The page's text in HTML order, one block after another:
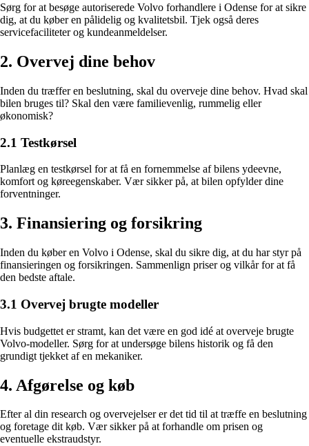
Sørg for at besøge autoriserede Volvo forhandlere i Odense for at sikre
dig, at du køber en pålidelig og kvalitetsbil. Tjek også deres
servicefaciliteter og kundeanmeldelser.
2. Overvej dine behov
Inden du træffer en beslutning, skal du overveje dine behov. Hvad skal
bilen bruges til? Skal den være familievenlig, rummelig eller
økonomisk?
2.1 Testkørsel
Planlæg en testkørsel for at få en fornemmelse af bilens ydeevne,
komfort og køreegenskaber. Vær sikker på, at bilen opfylder dine
forventninger.
3. Finansiering og forsikring
Inden du køber en Volvo i Odense, skal du sikre dig, at du har styr på
finansieringen og forsikringen. Sammenlign priser og vilkår for at få
den bedste aftale.
3.1 Overvej brugte modeller
Hvis budgettet er stramt, kan det være en god idé at overveje brugte
Volvo-modeller. Sørg for at undersøge bilens historik og få den
grundigt tjekket af en mekaniker.
4. Afgørelse og køb
Efter al din research og overvejelser er det tid til at træffe en beslutning
og foretage dit køb. Vær sikker på at forhandle om prisen og
eventuelle ekstraudstyr.